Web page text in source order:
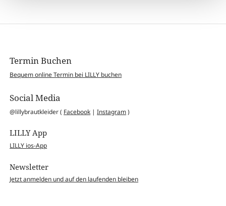
Termin Buchen
Bequem online Termin bei LILLY buchen
Social Media
@lillybrautkleider ( Facebook |Instagram)
LILLY App
LILLY ios-App
Newsletter
Jetzt anmelden und auf den laufenden bleiben